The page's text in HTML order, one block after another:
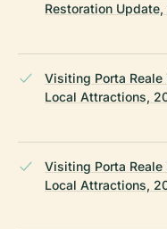
Restoration
Visiting Porta Reale
Local Attractions,
Visiting Porta Reale
Local Attractions,